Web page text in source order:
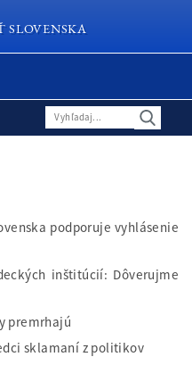
SLOVENSKA
podporuje vyhlásenie
inštitúcií: Dôverujme
premrhajú
sklamaní z politikov